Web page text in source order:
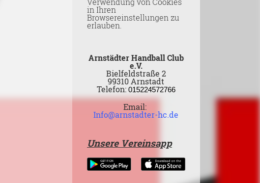
in Ihren
Browsereinstellungen zu
erlauben.
Arnstädter Handball Club
e.V.
Bielfeldstraße 2
99310 Arnstadt
Telefon: 015224572766
Email:
Info@arnstadter-hc.de
Unsere Vereinsapp